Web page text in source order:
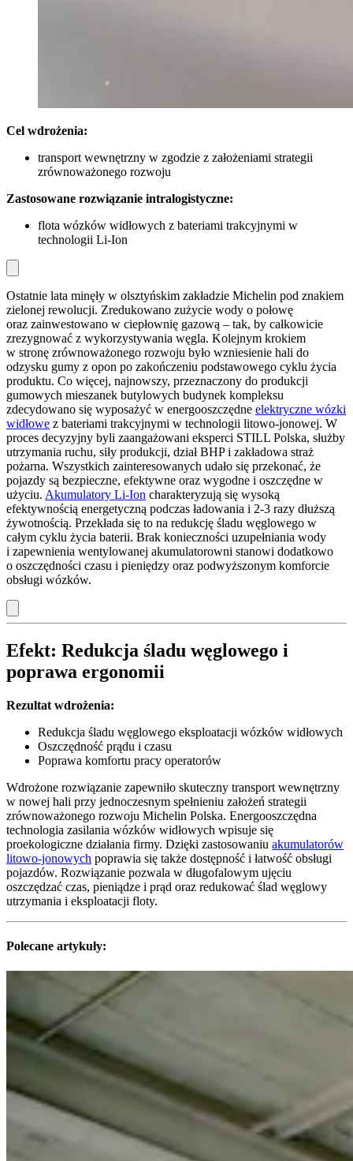
Cel wdrożenia:
transport wewnętrzny w zgodzie z założeniami strategii
zrównoważonego rozwoju
Zastosowane rozwiązanie intralogistyczne:
flota wózków widłowych z bateriami trakcyjnymi w
technologii Li-Ion
Ostatnie lata minęły w olsztyńskim zakładzie Michelin pod znakiem
zielonej rewolucji. Zredukowano zużycie wody o połowę
oraz zainwestowano w ciepłownię gazową – tak, by całkowicie
zrezygnować z wykorzystywania węgla. Kolejnym krokiem
w stronę zrównoważonego rozwoju było wzniesienie hali do
odzysku gumy z opon po zakończeniu podstawowego cyklu życia
produktu. Co więcej, najnowszy, przeznaczony do produkcji
gumowych mieszanek butylowych budynek kompleksu
zdecydowano się wyposażyć w energooszczędne elektryczne wózki
widłowe z bateriami trakcyjnymi w technologii litowo-jonowej. W
proces decyzyjny byli zaangażowani eksperci STILL Polska, służby
utrzymania ruchu, siły produkcji, dział BHP i zakładowa straż
pożarna. Wszystkich zainteresowanych udało się przekonać, że
pojazdy są bezpieczne, efektywne oraz wygodne i oszczędne w
użyciu. Akumulatory Li-Ion charakteryzują się wysoką
efektywnością energetyczną podczas ładowania i 2-3 razy dłuższą
żywotnością. Przekłada się to na redukcję śladu węglowego w
całym cyklu życia baterii. Brak konieczności uzupełniania wody
i zapewnienia wentylowanej akumulatorowni stanowi dodatkowo
o oszczędności czasu i pieniędzy oraz podwyższonym komforcie
obsługi wózków.
Efekt: Redukcja śladu węglowego i
poprawa ergonomii
Rezultat wdrożenia:
Redukcja śladu węglowego eksploatacji wózków widłowych
Oszczędność prądu i czasu
Poprawa komfortu pracy operatorów
Wdrożone rozwiązanie zapewniło skuteczny transport wewnętrzny
w nowej hali przy jednoczesnym spełnieniu założeń strategii
zrównoważonego rozwoju Michelin Polska. Energooszczędna
technologia zasilania wózków widłowych wpisuje się
proekologiczne działania firmy. Dzięki zastosowaniu akumulatorów
litowo-jonowych poprawia się także dostępność i łatwość obsługi
pojazdów. Rozwiązanie pozwala w długofalowym ujęciu
oszczędzać czas, pieniądze i prąd oraz redukować ślad węglowy
utrzymania i eksploatacji floty.
Polecane artykuły: